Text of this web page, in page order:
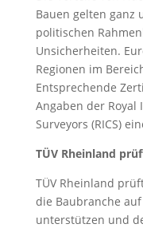
Bauen gelten ganz
politischen
Unsicherheiten.
Regionen im
Entsprechende
Angaben der
Surveyors (RICS)
TÜV Rheinland
TÜV Rheinland
die Baubranche
unterstützen und